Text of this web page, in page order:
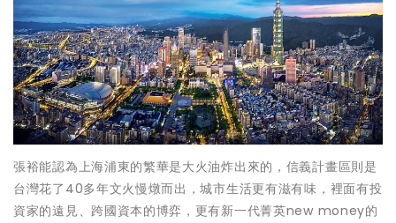
張裕能認為上海浦東的繁華是大火油炸出來的，信義計畫區則是
台灣花了40多年文火慢燉而出，城市生活更有滋有味，裡面有投
資家的遠見、跨國資本的博弈，更有新一代菁英new money的